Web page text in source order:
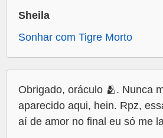
Sheila
Sonhar com Tigre Morto
Obrigado, oráculo 🫂. Nunca
aparecido aqui, hein. Rpz,
aí de amor no final eu só me